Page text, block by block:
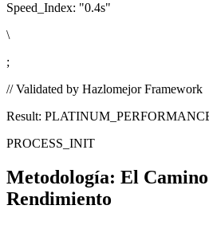
Speed_Index: "0.4s"
\
;
// Validated by Hazlomejor Framework
Result:
PROCESS_INIT
Metodología: El
Rendimiento